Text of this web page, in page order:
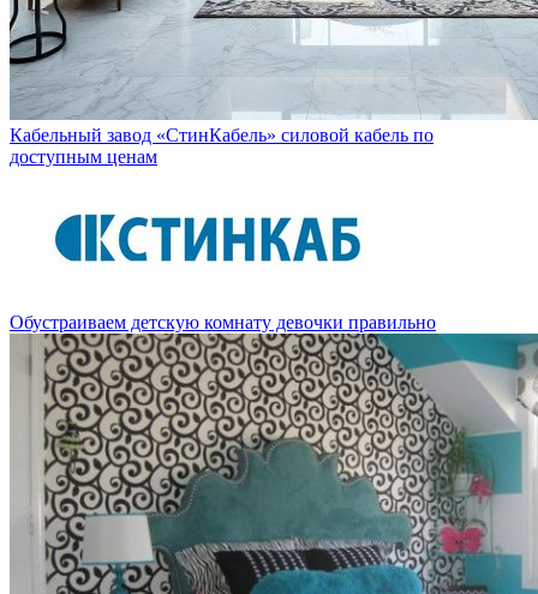
Кабельный завод «СтинКабель» силовой кабель по
доступным ценам
Обустраиваем детскую комнату девочки правильно